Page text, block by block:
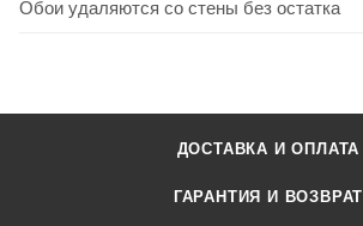
Обои удаляются со стены без остатка
ДОСТАВКА И ОПЛАТА
ГАРАНТИЯ И ВОЗВРАТ